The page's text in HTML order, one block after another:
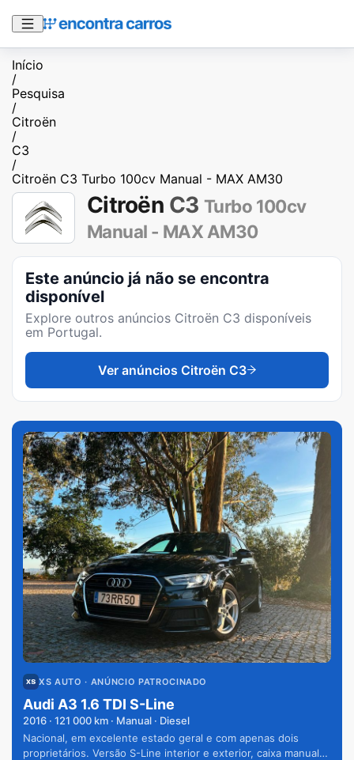
Início
/
Pesquisa
/
Citroën
/
C3
/
Citroën C3 Turbo 100cv Manual - MAX AM30
Citroën C3 Turbo 100cv
Manual - MAX AM30
Este anúncio já não se encontra
disponível
Explore outros anúncios Citroën C3 disponíveis
em Portugal.
Ver anúncios Citroën C3
XS AUTO · ANÚNCIO PATROCINADO
Audi A3 1.6 TDI S-Line
2016 · 121 000 km · Manual · Diesel
Nacional, em excelente estado geral e com apenas dois
proprietários. Versão S-Line interior e exterior, caixa manual